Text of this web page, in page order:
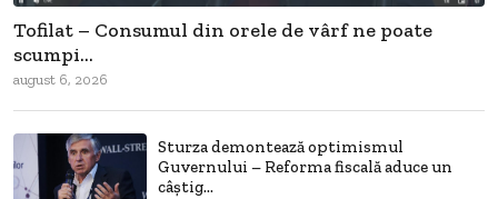
Tofilat – Consumul din orele de vârf ne poate
scumpi...
august 6, 2026
Sturza demontează optimismul
Guvernului – Reforma fiscală aduce un
câștig...